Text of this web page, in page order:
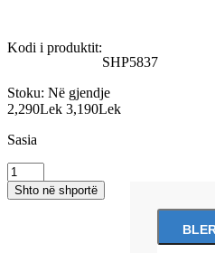
Kodi i produktit:
SHP5837
Stoku: Në gjendje
2,290Lek 3,190Lek
Sasia